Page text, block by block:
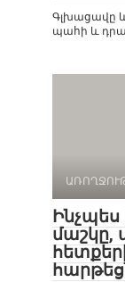
Գլխացավը
պահի և
Ինչպես
մաշկը,